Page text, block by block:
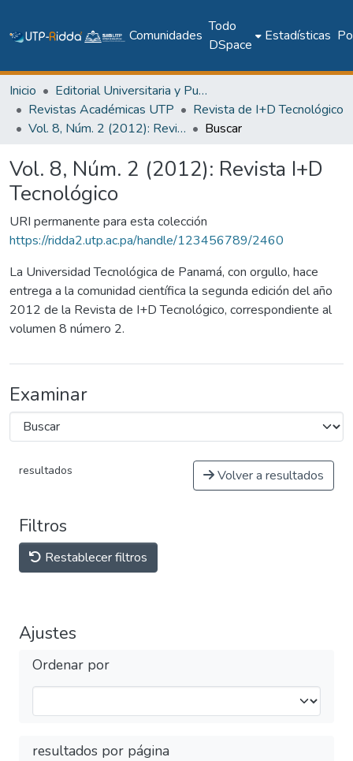
Comunidades
Todo
DSpace
Estadísticas
Inicio
Editorial Universitaria y Publicaciones Seriadas
Revistas Académicas UTP
Revista de I+D Tecnológico
Vol. 8, Núm. 2 (2012): Revista I+D Tecnológico
Buscar
Vol. 8, Núm. 2 (2012): Revista I+D
Tecnológico
URI permanente para esta colección
https://ridda2.utp.ac.pa/handle/123456789/2460
La Universidad Tecnológica de Panamá, con orgullo, hace
entrega a la comunidad científica la segunda edición del año
2012 de la Revista de I+D Tecnológico, correspondiente al
volumen 8 número 2.
Examinar
resultados Volver a resultados
Filtros
Restablecer filtros
Ajustes
Ordenar por
resultados por página